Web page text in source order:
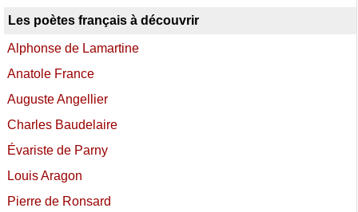
Les poètes français à découvrir
Alphonse de Lamartine
Anatole France
Auguste Angellier
Charles Baudelaire
Évariste de Parny
Louis Aragon
Pierre de Ronsard